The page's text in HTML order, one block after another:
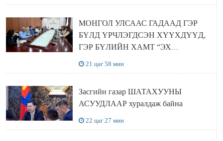
МОНГОЛ УЛСААС ГАДААД ГЭР
БҮЛД ҮРЧЛЭГДСЭН ХҮҮХДҮҮД,
ГЭР БҮЛИЙН ХАМТ “ЭХ
ОРОНТОЙГОО ТАНИЛЦАХ”
АЯЛАЛ ХИЙЖ БАЙНА
21 цаг 58 мин
Засгийн газар ШАТАХУУНЫ
АСУУДЛААР хуралдаж байна
22 цаг 27 мин